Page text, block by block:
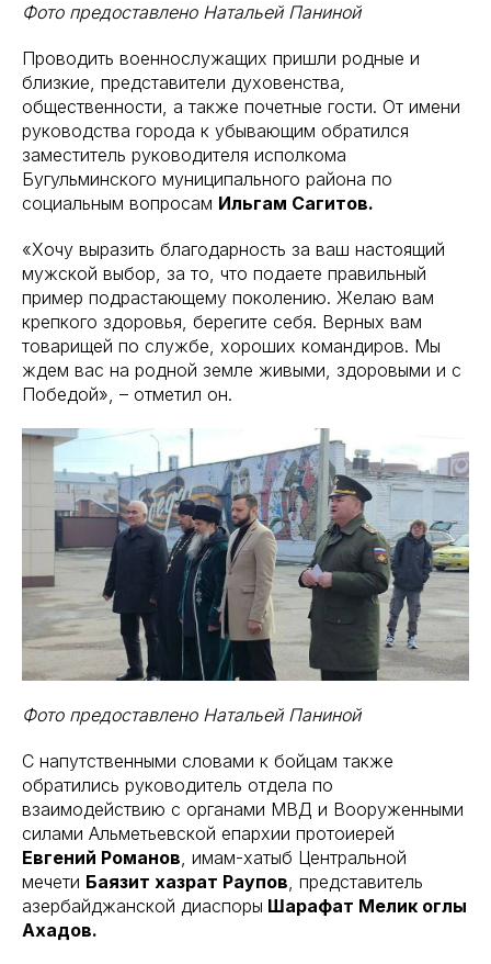
Фото предоставлено Натальей Паниной
Проводить военнослужащих пришли родные и
близкие, представители духовенства,
общественности, а также почетные гости. От имени
руководства города к убывающим обратился
заместитель руководителя исполкома
Бугульминского муниципального района по
социальным вопросам Ильгам Сагитов.
«Хочу выразить благодарность за ваш настоящий
мужской выбор, за то, что подаете правильный
пример подрастающему поколению. Желаю вам
крепкого здоровья, берегите себя. Верных вам
товарищей по службе, хороших командиров. Мы
ждем вас на родной земле живыми, здоровыми и с
Победой», – отметил он.
Фото предоставлено Натальей Паниной
С напутственными словами к бойцам также
обратились руководитель отдела по
взаимодействию с органами МВД и Вооруженными
силами Альметьевской епархии протоиерей
Евгений Романов, имам-хатыб Центральной
мечети Баязит хазрат Раупов, представитель
азербайджанской диаспоры Шарафат Мелик оглы
Ахадов.